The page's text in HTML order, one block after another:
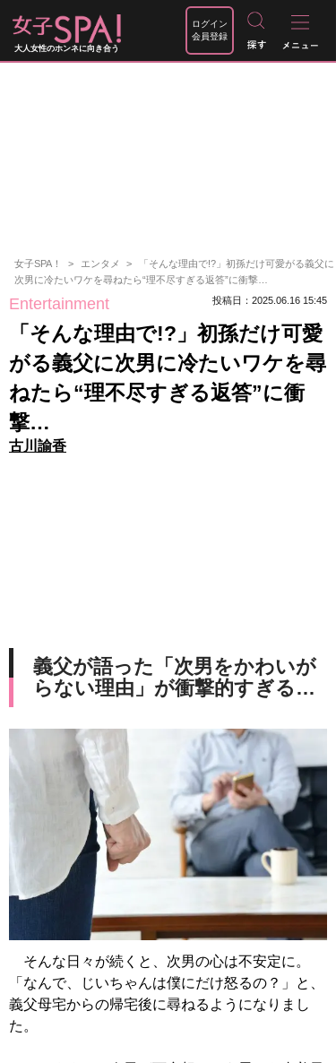
大人女性のホンネに向き合う
ログイン
会員登録
女子SPA！ エンタメ
「そんな理由で!?」初孫だけ可愛がる義父に
次男に冷たいワケを尋ねたら“理不尽すぎる返答”に衝撃…
Entertainment 投稿日：2025.06.16 15:45
「そんな理由で!?」初孫だけ可愛
がる義父に次男に冷たいワケを尋
ねたら“理不尽すぎる返答”に衝
撃…
古川諭香
義父が語った「次男をかわいが
らない理由」が衝撃的すぎる…
そんな日々が続くと、次男の心は不安定に。
「なんで、じいちゃんは僕にだけ怒るの？」と、
義父母宅からの帰宅後に尋ねるようになりまし
た。